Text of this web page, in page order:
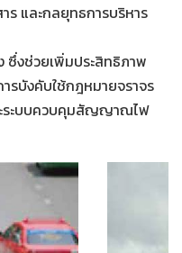
และกลยุทธการบริหาร
ซึ่งช่วยเพิ่มประสิทธิภาพ
รบังคับใช้กฎหมายจราจร
ระบบควบคุมสัญญาณไฟ